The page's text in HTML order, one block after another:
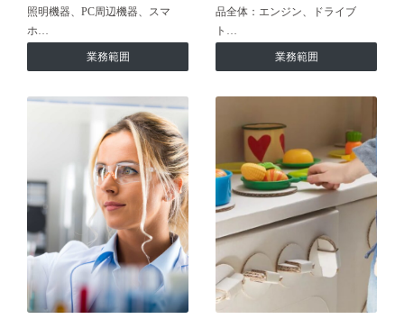
照明機器、PC周辺機器、スマ
ホ…
業務範囲
品全体：エンジン、ドライブ
ト…
業務範囲